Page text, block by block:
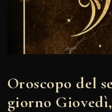
Oroscopo del
giorno